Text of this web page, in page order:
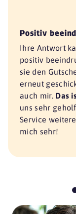
Positiv
Ihre Antwort
positiv
sie den
erneut
auch mir. Das
uns sehr
Service
mich sehr!